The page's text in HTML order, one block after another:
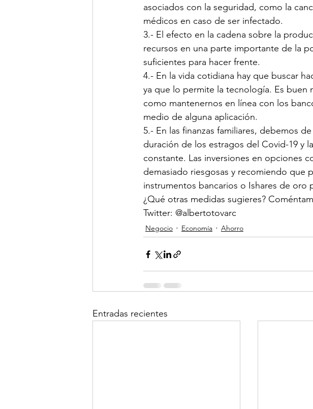
asociados con la seguridad, como la
médicos en caso de ser infectado.
3.- El efecto en la cadena sobre la
recursos en una parte importante de la
suficientes para hacer frente.
4.- En la vida cotidiana hay que buscar
ya que lo permite la tecnología. Es buen
como mantenernos en línea con los
medio de alguna aplicación.
5.- En las finanzas familiares, debemos
duración de los estragos del Covid-19 y
constante. Las inversiones en opciones
demasiado riesgosas y recomiendo que
instrumentos bancarios o Ishares de oro
¿Qué otras medidas sugieres?
Twitter: @albertotovarc
Negocio Economía Ahorro
Entradas recientes